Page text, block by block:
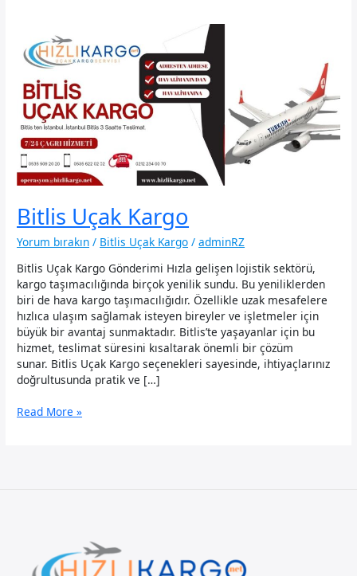
Bitlis Uçak Kargo
Yorum bırakın / Bitlis Uçak Kargo /adminRZ
Bitlis Uçak Kargo Gönderimi Hızla gelişen lojistik sektörü,
kargo taşımacılığında birçok yenilik sundu. Bu yeniliklerden
biri de hava kargo taşımacılığıdır. Özellikle uzak mesafelere
hızlıca ulaşım sağlamak isteyen bireyler ve işletmeler için
büyük bir avantaj sunmaktadır. Bitlis’te yaşayanlar için bu
hizmet, teslimat süresini kısaltarak önemli bir çözüm
sunar. Bitlis Uçak Kargo seçenekleri sayesinde, ihtiyaçlarınız
doğrultusunda pratik ve […]
Bitlis
Read More »